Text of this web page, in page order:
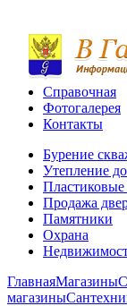
Справочная
Фотогалерея
Контакты
Бурение
Утепление
Пластиковые
Продажа
Памятники
Охрана
ГлавнаяМагазины
магазины